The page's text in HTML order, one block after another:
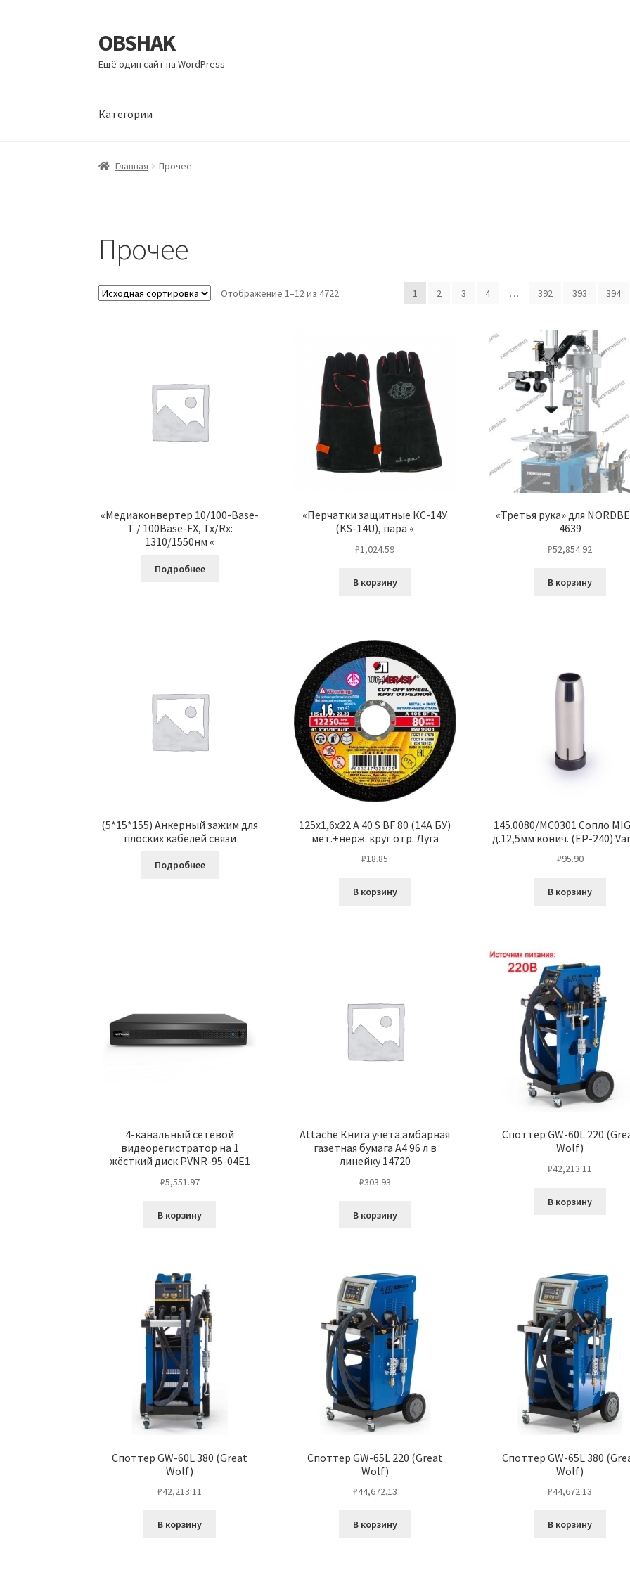
Перейти
к
навигации
Перейти
к
содержимому
OBSHAK
Ещё один сайт на WordPress
Категории
Главная Категории
Главная Прочее
Прочее
Отображение 1–12 из 4722 1 2 3 4 … 392 393 394
«Медиаконвертер 10/100-Base-
T / 100Base-FX, Tx/Rx:
1310/1550нм «
Подробнее
«Перчатки защитные КС-14У
(KS-14U), пара «
₽1,024.59
В корзину
«Третья рука» для
4639
₽52,854.92
В корзину
(5*15*155) Анкерный зажим для
плоских кабелей связи
Подробнее
125х1,6х22 A 40 S BF 80 (14А БУ)
мет.+нерж. круг отр. Луга
₽18.85
В корзину
145.0080/MC0301 Сопло
д.12,5мм конич. (ЕР-240)
₽95.90
В корзину
4-канальный сетевой
видеорегистратор на 1
жёсткий диск PVNR-95-04E1
₽5,551.97
В корзину
Attache Книга учета амбарная
газетная бумага А4 96 л в
линейку 14720
₽303.93
В корзину
Cпоттер GW-60L 220
Wolf)
₽42,213.11
В корзину
Cпоттер GW-60L 380 (Great
Wolf)
₽42,213.11
В корзину
Cпоттер GW-65L 220 (Great
Wolf)
₽44,672.13
В корзину
Cпоттер GW-65L 380
Wolf)
₽44,672.13
В корзину